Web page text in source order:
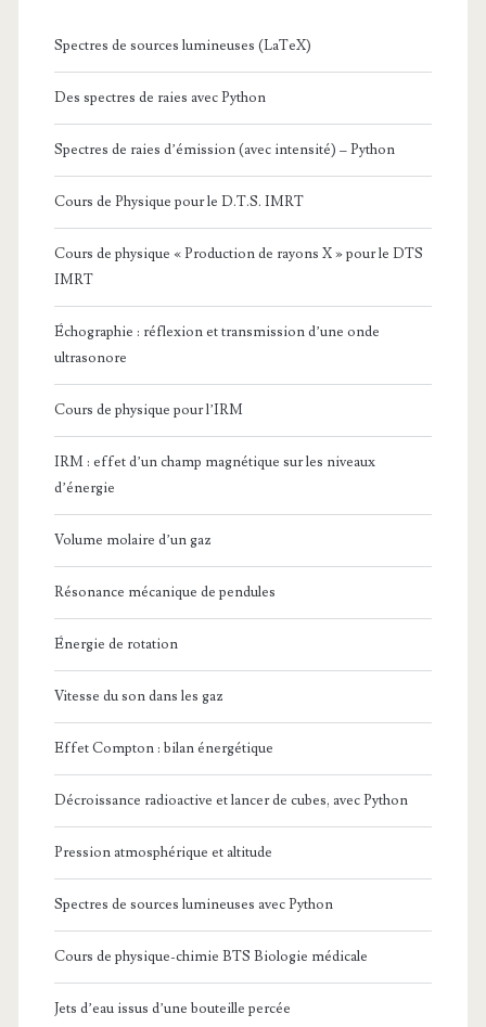
Spectres de sources lumineuses (LaTeX)
Des spectres de raies avec Python
Spectres de raies d’émission (avec intensité) – Python
Cours de Physique pour le D.T.S. IMRT
Cours de physique « Production de rayons X » pour le DTS
IMRT
Échographie : réflexion et transmission d’une onde
ultrasonore
Cours de physique pour l’IRM
IRM : effet d’un champ magnétique sur les niveaux
d’énergie
Volume molaire d’un gaz
Résonance mécanique de pendules
Énergie de rotation
Vitesse du son dans les gaz
Effet Compton : bilan énergétique
Décroissance radioactive et lancer de cubes, avec Python
Pression atmosphérique et altitude
Spectres de sources lumineuses avec Python
Cours de physique-chimie BTS Biologie médicale
Jets d’eau issus d’une bouteille percée